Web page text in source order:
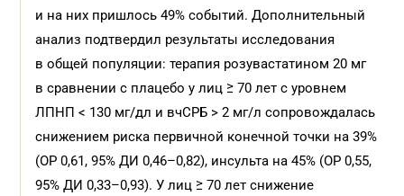
и на них пришлось 49% событий. Дополнительный
анализ подтвердил результаты исследования
в общей популяции: терапия розувастатином 20 мг
в сравнении с плацебо у лиц ≥ 70 лет с уровнем
ЛПНП < 130 мг/дл и вчСРБ > 2 мг/л сопровождалась
снижением риска первичной конечной точки на 39%
(ОР 0,61, 95% ДИ 0,46–0,82), инсульта на 45% (ОР 0,55,
95% ДИ 0,33–0,93). У лиц ≥ 70 лет снижение